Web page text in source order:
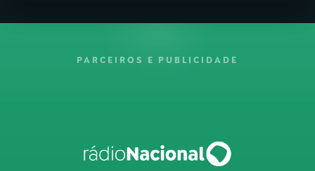
PARCEIROS E PUBLICIDADE